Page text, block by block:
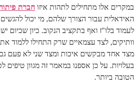
במקרים אלו מתחילים לתהות איזו חברת
האידאלית עבור הצורך שלהם, מי יכול להגשים
לעמוד בלו"ז ואף בתקציב הנקוב. כיון שכיום
וותיקים, לצד עצמאיים שרק התחילו ללמוד
מצד אחד מבקשים איכות ומצד שני לא פעם
בעלויות. על כן אספנו במאמר זה מגוון טיפים
הטובה ביותר.